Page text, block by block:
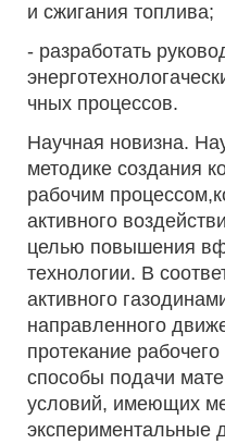
и сжигания топлива;
- разработать
чных процессов.
Научная новизна.
методике создания
рабочим
активного
целью повышения
технологии. В
активного
направленного
протекание
способы подачи
условий, имеющих
экспериментальные